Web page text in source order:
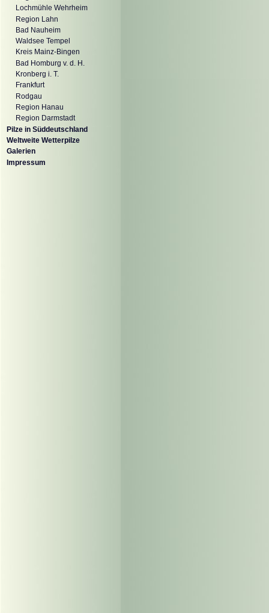
Lochmühle Wehrheim
Region Lahn
Bad Nauheim
Waldsee Tempel
Kreis Mainz-Bingen
Bad Homburg v. d. H.
Kronberg i. T.
Frankfurt
Rodgau
Region Hanau
Region Darmstadt
Pilze in Süddeutschland
Weltweite Wetterpilze
Galerien
Impressum